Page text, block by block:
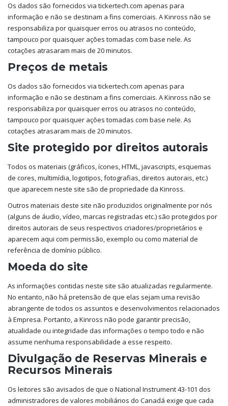
Os dados são fornecidos via tickertech.com apenas para
informação e não se destinam a fins comerciais. A Kinross não se
responsabiliza por quaisquer erros ou atrasos no conteúdo,
tampouco por quaisquer ações tomadas com base nele. As
cotações atrasaram mais de 20 minutos.
Preços de metais
Os dados são fornecidos via tickertech.com apenas para
informação e não se destinam a fins comerciais. A Kinross não se
responsabiliza por quaisquer erros ou atrasos no conteúdo,
tampouco por quaisquer ações tomadas com base nele. As
cotações atrasaram mais de 20 minutos.
Site protegido por direitos autorais
Todos os materiais (gráficos, ícones, HTML, javascripts, esquemas
de cores, multimídia, logotipos, fotografias, direitos autorais, etc.)
que aparecem neste site são de propriedade da Kinross.
Outros materiais deste site não produzidos originalmente por nós
(alguns de áudio, vídeo, marcas registradas etc.) são protegidos por
direitos autorais de seus respectivos criadores/proprietários e
aparecem aqui com permissão, exemplo ou como material de
referência de domínio público.
Moeda do site
As informações contidas neste site são atualizadas regularmente.
No entanto, não há pretensão de que elas sejam uma revisão
abrangente de todos os assuntos e desenvolvimentos relacionados
à Empresa. Portanto, a Kinross não pode garantir precisão,
atualidade ou integridade das informações o tempo todo e não
assume nenhuma responsabilidade a esse respeito.
Divulgação de Reservas Minerais e
Recursos Minerais
Os leitores são avisados ​​de que o National Instrument 43-101 dos
administradores de valores mobiliários do Canadá exige que cada